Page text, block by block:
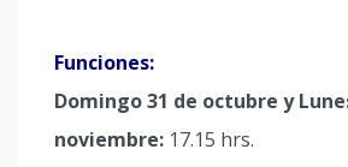
Funciones:
Domingo 31 de octubre y
noviembre: 17.15 hrs.